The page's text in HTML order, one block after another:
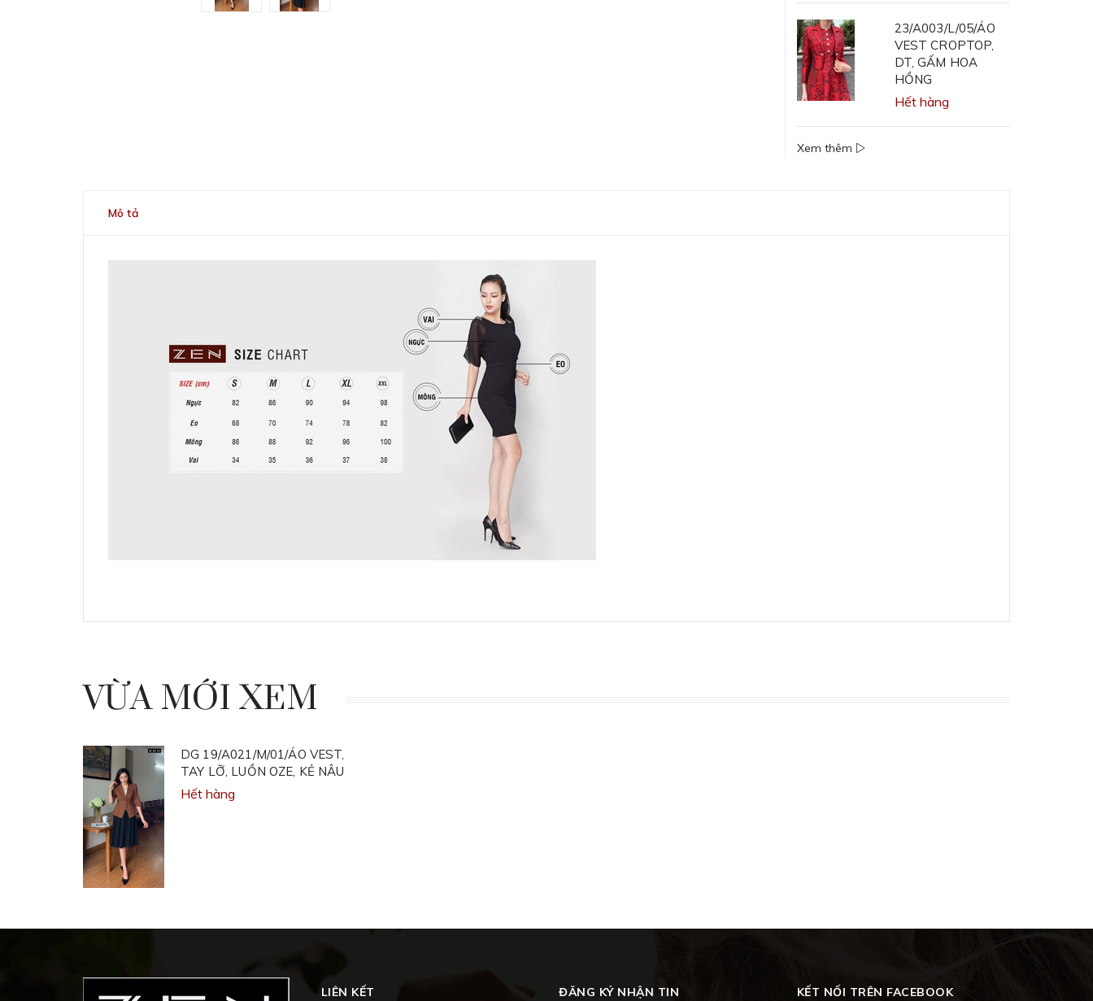
23/A003/L/05/ÁO
VEST CROPTOP,
DT, GẤM HOA
HỒNG
Hết hàng
Xem thêm
Mô tả
VỪA MỚI XEM
DG 19/A021/M/01/ÁO VEST,
TAY LỠ, LUỒN OZE, KẺ NÂU
Hết hàng
LIÊN KẾT ĐĂNG KÝ NHẬN TIN KẾT NỐI TRÊN FACEBOOK